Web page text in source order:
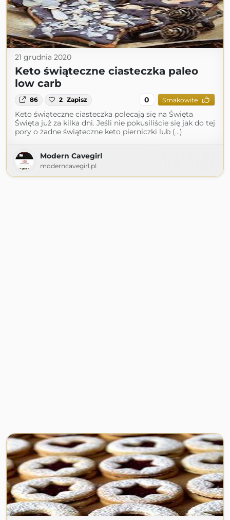
21 grudnia 2020
Keto świąteczne ciasteczka paleo
low carb
86 2 Zapisz 0 Smakowite
Keto świąteczne ciasteczka polecają się na Święta
Święta już za kilka dni. Jeśli nie pokusiliście się jak do tej
pory o żadne świąteczne keto pierniczki lub (...)
Modern Cavegirl
moderncavegirl.pl